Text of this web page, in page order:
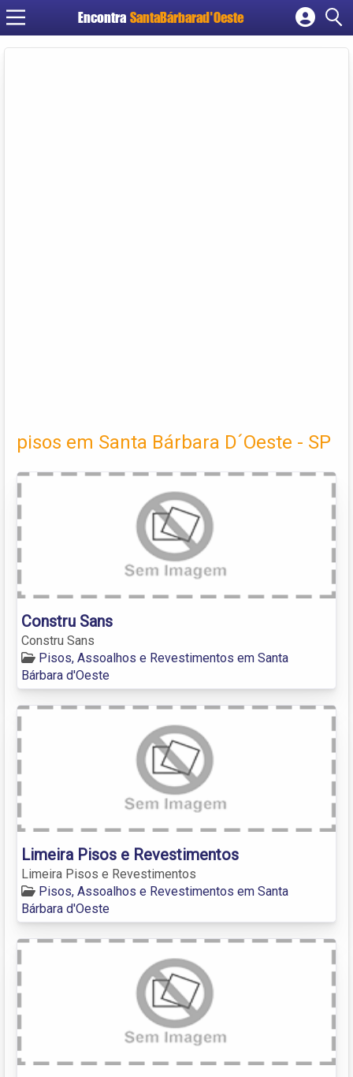
Encontra SantaBárbarad'Oeste
Cadastrar empresa
pisos em Santa Bárbara D´Oeste - SP
Constru Sans
Constru Sans
Pisos, Assoalhos e Revestimentos em Santa
Bárbara d'Oeste
Limeira Pisos e Revestimentos
Limeira Pisos e Revestimentos
Pisos, Assoalhos e Revestimentos em Santa
Bárbara d'Oeste